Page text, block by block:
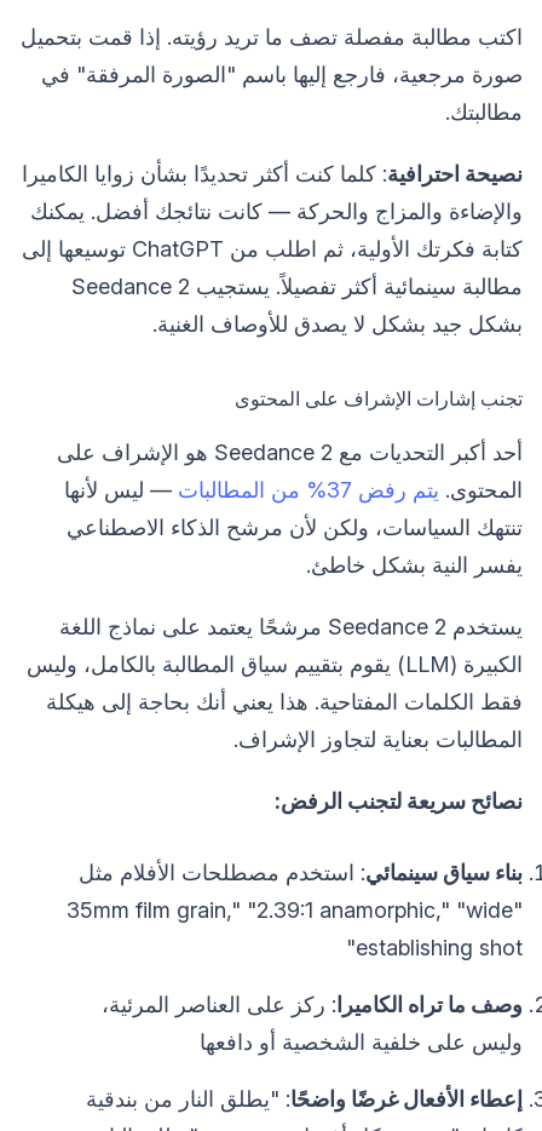
اكتب مطالبة مفصلة تصف ما تريد رؤيته. إذا قمت بتحميل
صورة مرجعية، فارجع إليها باسم "الصورة المرفقة" في
مطالبتك.
نصيحة احترافية: كلما كنت أكثر تحديدًا بشأن زوايا الكاميرا
والإضاءة والمزاج والحركة — كانت نتائجك أفضل. يمكنك
كتابة فكرتك الأولية، ثم اطلب من ChatGPT توسيعها إلى
مطالبة سينمائية أكثر تفصيلاً. يستجيب Seedance 2
بشكل جيد بشكل لا يصدق للأوصاف الغنية.
تجنب إشارات الإشراف على المحتوى
أحد أكبر التحديات مع Seedance 2 هو الإشراف على
المحتوى. يتم رفض 37% من المطالبات
— ليس لأنها
تنتهك السياسات، ولكن لأن مرشح الذكاء الاصطناعي
يفسر النية بشكل خاطئ.
يستخدم Seedance 2 مرشحًا يعتمد على نماذج اللغة
الكبيرة (LLM) يقوم بتقييم سياق المطالبة بالكامل، وليس
فقط الكلمات المفتاحية. هذا يعني أنك بحاجة إلى هيكلة
المطالبات بعناية لتجاوز الإشراف.
نصائح سريعة لتجنب الرفض:
بناء سياق سينمائي: استخدم مصطلحات الأفلام مثل
"35mm film grain," "2.39:1 anamorphic," "wide
establishing shot"
وصف ما تراه الكاميرا : ركز على العناصر المرئية،
وليس على خلفية الشخصية أو دافعها
إعطاء الأفعال غرضًا واضحًا: "يطلق النار من بندقية